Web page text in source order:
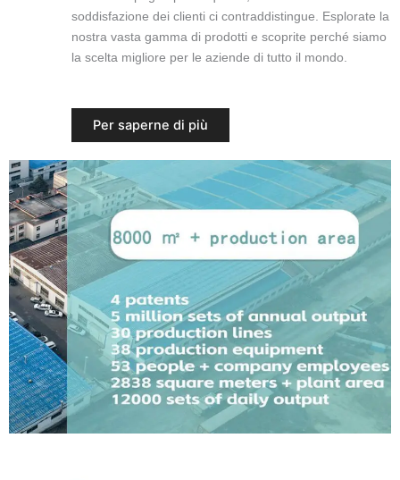
soddisfazione dei clienti ci contraddistingue. Esplorate la
nostra vasta gamma di prodotti e scoprite perché siamo
la scelta migliore per le aziende di tutto il mondo.
Per saperne di più